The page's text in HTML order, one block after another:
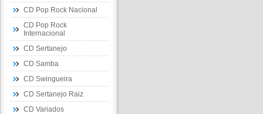
CD Pop Rock Nacional
CD Pop Rock
Internacional
CD Sertanejo
CD Samba
CD Swingueira
CD Sertanejo Raiz
CD Variados